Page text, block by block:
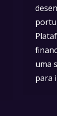
uma
para